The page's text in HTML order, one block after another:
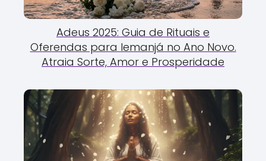
Adeus 2025: Guia de Rituais e
Oferendas para Iemanjá no Ano Novo.
Atraia Sorte, Amor e Prosperidade